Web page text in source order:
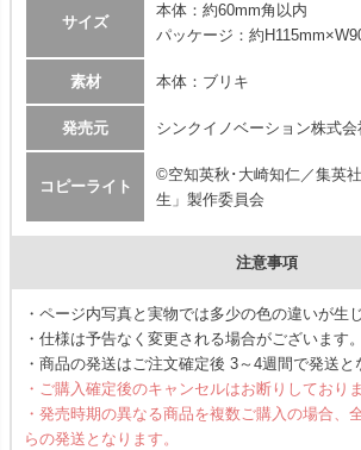
サイズ
本体：約60mm角以内
パッケージ：約
素材 本体：ブリキ
発売元 シンクイノベーション株式会
コピーライト
©空知英秋･大崎知仁／集英
生」製作委員会
注意事項
・ページ内写真と実物では多少の色の違いが生
・仕様は予告なく変更される場合がございます。
・商品の発送はご注文確定後 3～4週間で発送と
・ご購入確定後のキャンセルはお断りしておりま
・発売時期の異なる商品を複数ご購入の場合、
らの発送となります。